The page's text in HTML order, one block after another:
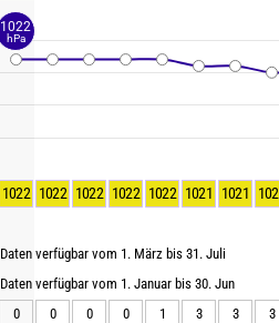
1022 1022 1022 1022 1022 1021 1021
Daten verfügbar vom 1. März bis 31. Juli
Daten verfügbar vom 1. Januar bis 30. Jun
0
0 0 0 1 3 3
3
1022
hPa